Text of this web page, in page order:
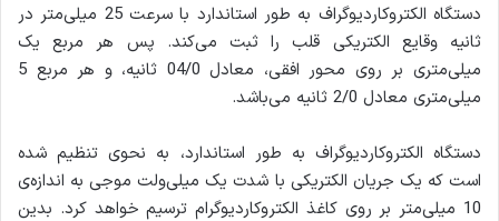
دستگاه الکتروکاردیوگراف به طور استاندارد با سرعت 25 میلی‌متر در
ثانیه وقایع الکتریکی قلب را ثبت می‌کند. پس هر مربع یک
میلی‌متری بر روی محور افقی، معادل 04/0 ثانیه، و هر مربع 5
میلی‌متری معادل 2/0 ثانیه می‌باشد.
دستگاه الکتروکاردیوگراف به طور استاندارد، به نحوی تنظیم شده
است که یک جریان الکتریکی با شدت یک میلی‌ولت موجی به اندازه‌ی
10 میلی‌متر بر روی کاغذ الکتروکاردیوگرام ترسیم خواهد کرد. بدین